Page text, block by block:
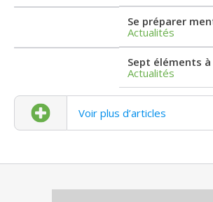
Actualités
Actualités
Voir plus d’articles